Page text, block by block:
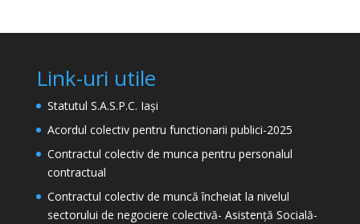
Link-uri utile
Statutul S.A.S.P.C. Iași
Acordul colectiv pentru functionarii publici-2025
Contractul colectiv de munca pentru personalul
contractual
Contractul colectiv de muncă încheiat la nivelul
sectorului de negociere colectivă- Asistență Socială-